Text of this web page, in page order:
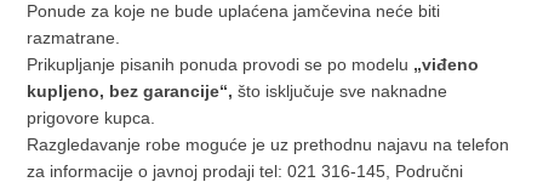
Ponude za koje ne bude uplaćena jamčevina neće biti
razmatrane.
Prikupljanje pisanih ponuda provodi se po modelu „viđeno
kupljeno, bez garancije“,što isključuje sve naknadne
prigovore kupca.
Razgledavanje robe moguće je uz prethodnu najavu na telefon
za informacije o javnoj prodaji tel: 021 316-145, Područni